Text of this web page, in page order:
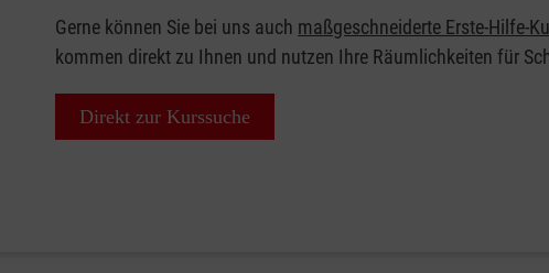
Gerne können Sie bei uns auch maßgeschneiderte Erste-Hilfe-
kommen direkt zu Ihnen und nutzen Ihre Räumlichkeiten für
Direkt zur Kurssuche